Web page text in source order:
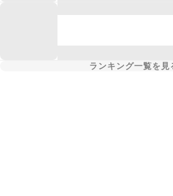
ランキング一覧を見